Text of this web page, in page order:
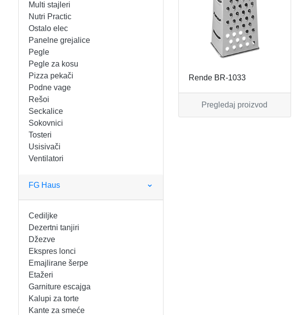
FENOVI ZA KOSU
FIGARO
FRITEZE
GREJALICE
INDUKCIONE PLOČE
KUHINJSKE VAGE
KUVALA
MAŠINE ZA MLEVENJE MESA
MIKROTALASNE
MIKSERI
MULTI STAJLERI
NUTRI PRACTIC
KANTE ZA SMEĆE
KERAMIČKE ČINIJE
KERAMIČKE POSUDE
KERAMIČKE ŠERPE
KERAMIČKE TEPSIJE I KALUPI
KORPE ZA HLEB
KUHINJSKA POMAGALA
KUHINJSKE POSUDE
MOPOVI
NOŽEVI
OSTALO
POJEDINAČNI ESCAJG
Multi stajleri
Nutri Practic
Ostalo elec
Panelne grejalice
Pegle
Pegle za kosu
Pizza pekači
Podne vage
Rešoi
Seckalice
Sokovnici
Tosteri
Usisivači
Ventilatori
FG Haus
Cediljke
Dezertni tanjiri
Džezve
Ekspres lonci
Emajlirane šerpe
Etažeri
Garniture escajga
Kalupi za torte
Kante za smeće
Rende BR-1033
Pregledaj proizvod